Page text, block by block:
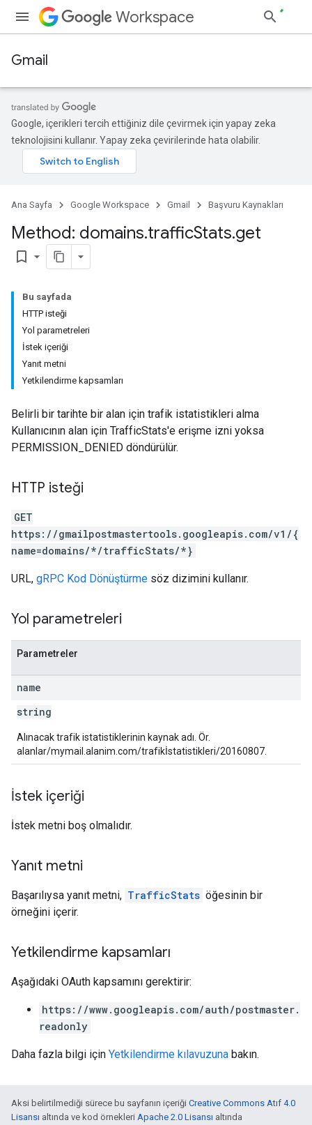
Workspace
Gmail
Google, içerikleri tercih ettiğiniz dile çevirmek için yapay zeka
teknolojisini kullanır. Yapay zeka çevirilerinde hata olabilir.
Ana Sayfa Google Workspace Gmail Başvuru Kaynakları
Method: domains.trafficStats.get
bookmark_border
Bu sayfada
HTTP isteği
Yol parametreleri
İstek içeriği
Yanıt metni
Yetkilendirme kapsamları
Belirli bir tarihte bir alan için trafik istatistikleri alma
Kullanıcının alan için TrafficStats'e erişme izni yoksa
PERMISSION_DENIED döndürülür.
HTTP isteği
GET
https://gmailpostmastertools.googleapis.com/v1/{
name=domains/*/trafficStats/*}
URL, gRPC Kod Dönüştürme söz dizimini kullanır.
Yol parametreleri
Parametreler
name
string
Alınacak trafik istatistiklerinin kaynak adı. Ör.
alanlar/mymail.alanim.com/trafikİstatistikleri/20160807.
İstek içeriği
İstek metni boş olmalıdır.
Yanıt metni
Başarılıysa yanıt metni, TrafficStats öğesinin bir
örneğini içerir.
Yetkilendirme kapsamları
Aşağıdaki OAuth kapsamını gerektirir:
https://www.googleapis.com/auth/postmaster.
readonly
Daha fazla bilgi için Yetkilendirme kılavuzuna bakın.
Aksi belirtilmediği sürece bu sayfanın içeriği Creative Commons Atıf 4.0
Lisansı altında ve kod örnekleri Apache 2.0 Lisansı altında